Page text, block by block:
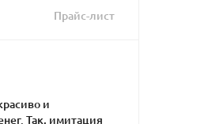
Прайс-лист
и
Так, имитация